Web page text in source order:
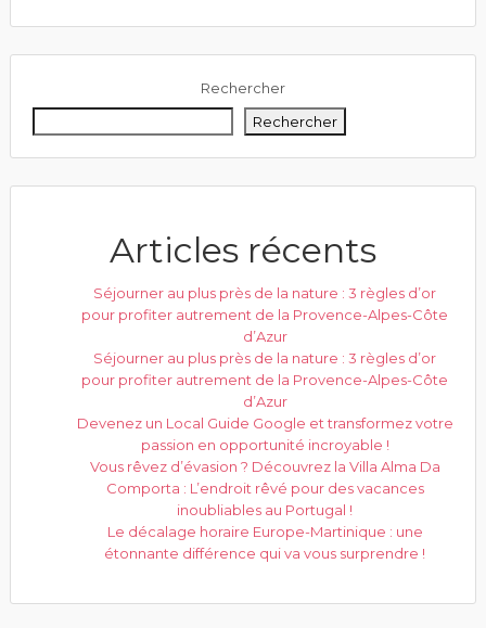
Rechercher
Rechercher
Articles récents
Séjourner au plus près de la nature : 3 règles d’or
pour profiter autrement de la Provence-Alpes-Côte
d’Azur
Séjourner au plus près de la nature : 3 règles d’or
pour profiter autrement de la Provence-Alpes-Côte
d’Azur
Devenez un Local Guide Google et transformez votre
passion en opportunité incroyable !
Vous rêvez d’évasion ? Découvrez la Villa Alma Da
Comporta : L’endroit rêvé pour des vacances
inoubliables au Portugal !
Le décalage horaire Europe-Martinique : une
étonnante différence qui va vous surprendre !